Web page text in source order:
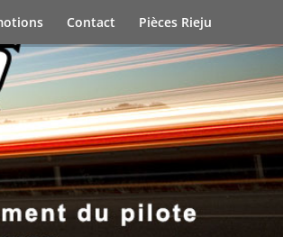
Contact Pièces Rieju